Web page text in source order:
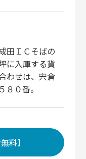
田ＩＣそばの
に入庫する貨
わせは、宍倉
０番。
料】